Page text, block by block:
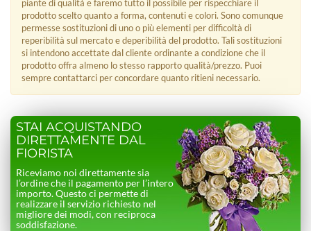
piante di qualità e faremo tutto il possibile per rispecchiare il
prodotto scelto quanto a forma, contenuti e colori. Sono comunque
permesse sostituzioni di uno o più elementi per difficoltà di
reperibilità sul mercato e deperibilità del prodotto. Tali sostituzioni
si intendono accettate dal cliente ordinante a condizione che il
prodotto offra almeno lo stesso rapporto qualità/prezzo. Puoi
sempre contattarci per concordare quanto ritieni necessario.
STAI ACQUISTANDO
DIRETTAMENTE DAL
FIORISTA
Riceviamo noi direttamente sia
l’ordine che il pagamento per l’intero
importo. Questo ci permette di
realizzare il servizio richiesto nel
migliore dei modi, con reciproca
soddisfazione.